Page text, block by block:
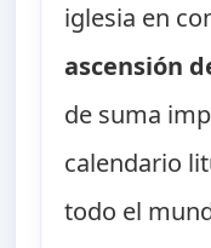
iglesia en
ascensión
de suma
calendario
todo el